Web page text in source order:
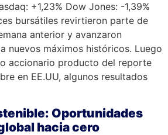
+1,23% Dow Jones: -1,39%
bursátiles revirtieron parte de
anterior y avanzaron
nuevos máximos históricos. Luego
accionario producto del reporte
en EE.UU, algunos resultados
Oportunidades
hacia cero